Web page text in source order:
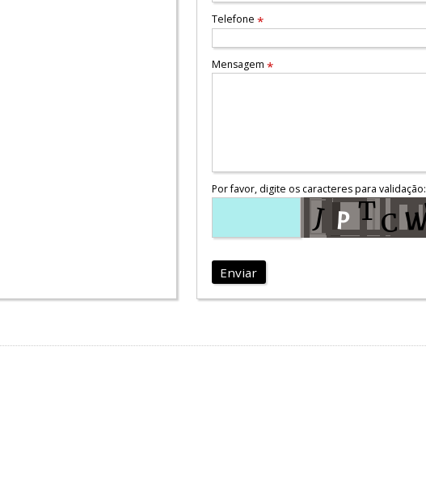
Telefone *
Mensagem *
Por favor, digite os caracteres para validação:
Enviar